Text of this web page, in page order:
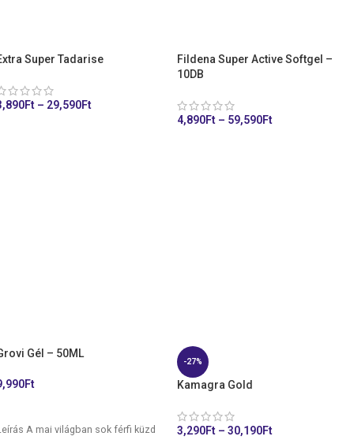
Super Tadarise
Ft – 29,590Ft
Fildena Super Active Softgel –
10DB
4,890Ft – 59,590Ft
Gél – 50ML
Ft
A mai világban sok férfi küzd
-27%
Kamagra Gold
3,290Ft – 30,190Ft